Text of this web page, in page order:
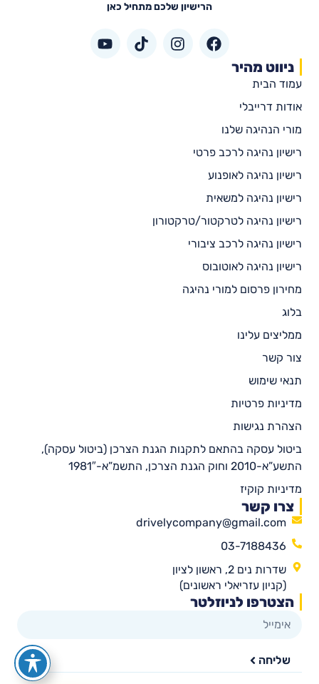
הרישיון שלכם מתחיל כאן
ניווט מהיר
עמוד הבית
אודות דרייבלי
מורי הנהיגה שלנו
רישיון נהיגה לרכב פרטי
רישיון נהיגה לאופנוע
רישיון נהיגה למשאית
רישיון נהיגה לטרקטור/טרקטורון
רישיון נהיגה לרכב ציבורי
רישיון נהיגה לאוטובוס
מחירון פרסום למורי נהיגה
בלוג
ממליצים עלינו
צור קשר
תנאי שימוש
מדיניות פרטיות
הצהרת נגישות
ביטול עסקה בהתאם לתקנות הגנת הצרכן (ביטול עסקה),
התשע”א-2010 וחוק הגנת הצרכן, התשמ”א-1981″
מדיניות קוקיז
צרו קשר
drivelycompany@gmail.com
03-7188436
שדרות נים 2, ראשון לציון
(קניון עזריאלי ראשונים)
הצטרפו לניוזלטר
שליחה